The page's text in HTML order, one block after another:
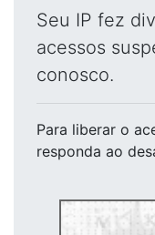
Seu IP fez
acessos
conosco.
Para liberar o
responda ao